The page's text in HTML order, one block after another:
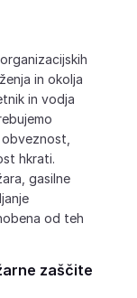
in okolja
in vodja
hkrati.
gasilne
od teh
zaščite